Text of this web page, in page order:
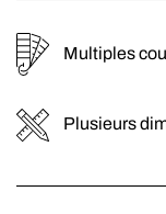
Multiples
Plusieurs